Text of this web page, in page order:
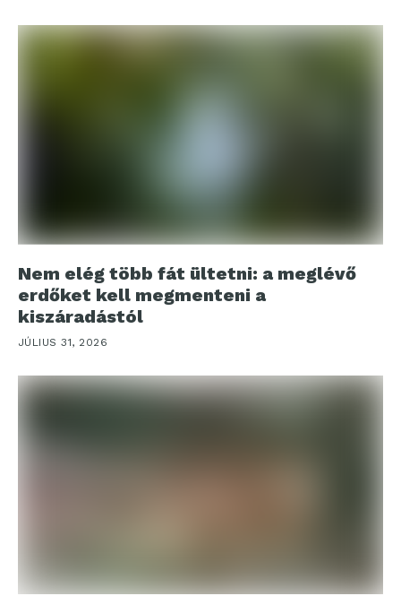
Nem elég több fát ültetni: a meglévő
erdőket kell megmenteni a
kiszáradástól
JÚLIUS 31, 2026